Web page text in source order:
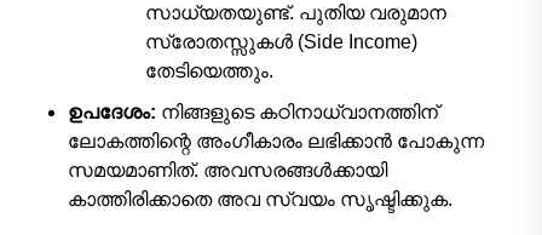
സാധ്യതയുണ്ട്. പുതിയ വരുമാന
സ്രോതസ്സുകൾ (Side Income)
തേടിയെത്തും.
ഉപദേശം: നിങ്ങളുടെ കഠിനാധ്വാനത്തിന്
ലോകത്തിന്റെ അംഗീകാരം ലഭിക്കാൻ പോകുന്ന
സമയമാണിത്. അവസരങ്ങൾക്കായി
കാത്തിരിക്കാതെ അവ സ്വയം സൃഷ്ടിക്കുക.